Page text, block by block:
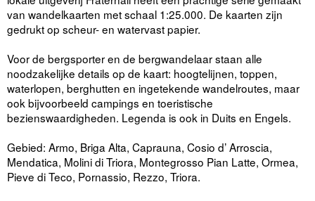
van wandelkaarten met schaal 1:25.000. De kaarten zijn
gedrukt op scheur- en watervast papier.
Voor de bergsporter en de bergwandelaar staan alle
noodzakelijke details op de kaart: hoogtelijnen, toppen,
waterlopen, berghutten en ingetekende wandelroutes, maar
ook bijvoorbeeld campings en toeristische
bezienswaardigheden. Legenda is ook in Duits en Engels.
Gebied: Armo, Briga Alta, Caprauna, Cosio d’ Arroscia,
Mendatica, Molini di Triora, Montegrosso Pian Latte, Ormea,
Pieve di Teco, Pornassio, Rezzo, Triora.